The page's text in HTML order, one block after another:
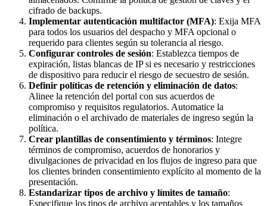
cifrado de backups.
Implementar autenticación multifactor (MFA): Exija MFA
para todos los usuarios del despacho y MFA opcional o
requerido para clientes según su tolerancia al riesgo.
Configurar controles de sesión: Establezca tiempos de
expiración, listas blancas de IP si es necesario y restricciones
de dispositivo para reducir el riesgo de secuestro de sesión.
Definir políticas de retención y eliminación de datos:
Alinee la retención del portal con sus acuerdos de
compromiso y requisitos regulatorios. Automatice la
eliminación o el archivado de materiales de ingreso según la
política.
Crear plantillas de consentimiento y términos: Integre
términos de compromiso, acuerdos de honorarios y
divulgaciones de privacidad en los flujos de ingreso para que
los clientes brinden consentimiento explícito al momento de la
presentación.
Estandarizar tipos de archivo y límites de tamaño:
Especifique los tipos de archivo aceptables y los tamaños